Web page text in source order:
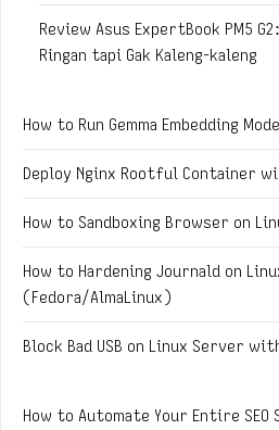
Review Asus ExpertBook PM5
Ringan tapi Gak Kaleng-kaleng
How to Run Gemma Embedding
Deploy Nginx Rootful Container
How to Sandboxing Browser on
How to Hardening Journald on
(Fedora/AlmaLinux)
Block Bad USB on Linux Server
How to Automate Your Entire